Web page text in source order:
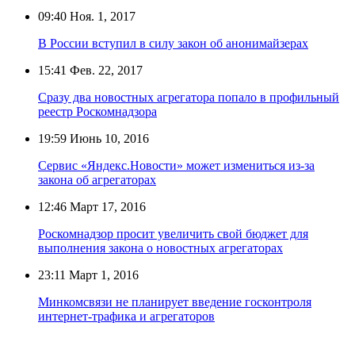
09:40 Ноя. 1, 2017
В России вступил в силу закон об анонимайзерах
15:41 Фев. 22, 2017
Сразу два новостных агрегатора попало в профильный
реестр Роскомнадзора
19:59 Июнь 10, 2016
Сервис «Яндекс.Новости» может измениться из-за
закона об агрегаторах
12:46 Март 17, 2016
Роскомнадзор просит увеличить свой бюджет для
выполнения закона о новостных агрегаторах
23:11 Март 1, 2016
Минкомсвязи не планирует введение госконтроля
интернет-трафика и агрегаторов